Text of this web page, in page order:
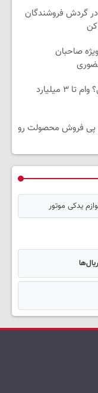
در گردش فروشندگان
ویژه صاحبان
صاحب فروشگاه هستی؟ وام تا ۳ میلیارد
پی فروش محصولت رو
یدکی موتور